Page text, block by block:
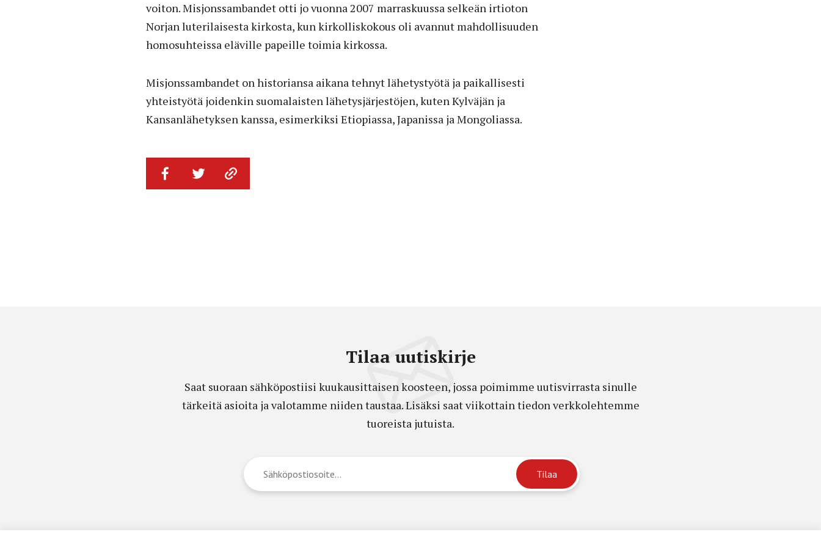
voiton. Misjonssambandet otti jo vuonna 2007 marraskuussa selkeän irtioton
Norjan luterilaisesta kirkosta, kun kirkolliskokous oli avannut mahdollisuuden
homosuhteissa eläville papeille toimia kirkossa.
Misjonssambandet on historiansa aikana tehnyt lähetystyötä ja paikallisesti
yhteistyötä joidenkin suomalaisten lähetysjärjestöjen, kuten Kylväjän ja
Kansanlähetyksen kanssa, esimerkiksi Etiopiassa, Japanissa ja Mongoliassa.
Tilaa uutiskirje
Saat suoraan sähköpostiisi kuukausittaisen koosteen, jossa poimimme uutisvirrasta sinulle
tärkeitä asioita ja valotamme niiden taustaa. Lisäksi saat viikottain tiedon verkkolehtemme
tuoreista jutuista.